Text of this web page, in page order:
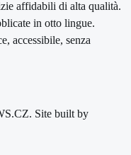
affidabili di alta qualità.
in otto lingue.
accessibile, senza
Site built by